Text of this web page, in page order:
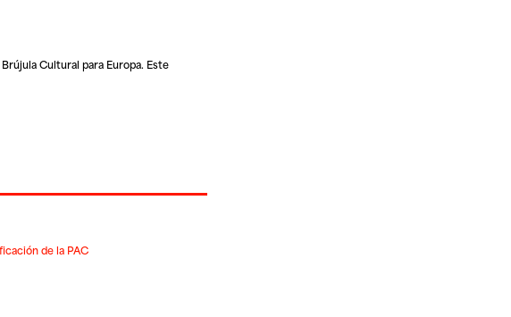
Brújula Cultural para Europa. Este
de la PAC